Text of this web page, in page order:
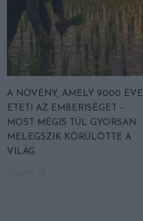
A NÖVÉNY, AMELY 9000 ÉVE
ETETI AZ EMBERISÉGET –
MOST MÉGIS TÚL GYORSAN
MELEGSZIK KÖRÜLÖTTE A
VILÁG